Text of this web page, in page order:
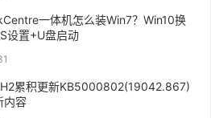
一体机怎么装Win7？Win10换
设置+U盘启动
累积更新KB5000802(19042.867)
内容